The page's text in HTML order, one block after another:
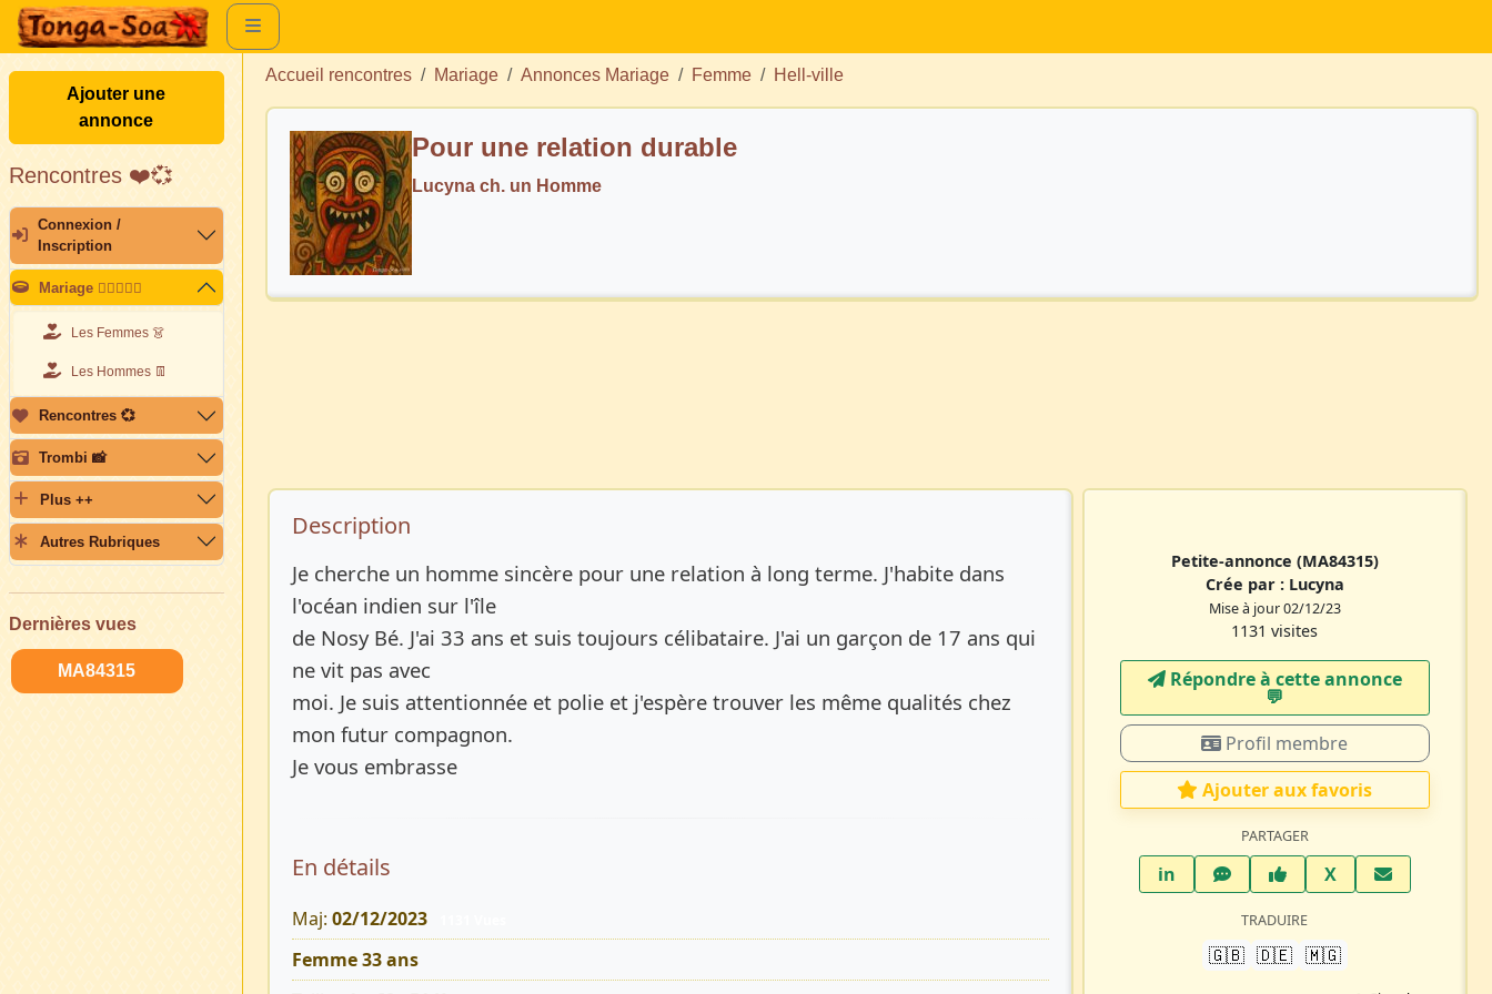
Ajouter une
annonce
Rencontres ❤️💞
Connexion /
Inscription
Mariage 👩🏽‍❤️‍👨🏽
Les Femmes 👗
Les Hommes 👖
Rencontres 💞
Trombi 📸
Plus ++
Autres Rubriques
Dernières vues
MA84315
Accueil rencontres Mariage Annonces Mariage Femme Hell-ville
Pour une relation durable
Lucyna ch. un Homme
Description de l’annonce
Description
Je cherche un homme sincère pour une relation à long terme. J'habite dans
l'océan indien sur l'île
de Nosy Bé. J'ai 33 ans et suis toujours célibataire. J'ai un garçon de 17 ans qui
ne vit pas avec
moi. Je suis attentionnée et polie et j'espère trouver les même qualités chez
mon futur compagnon.
Je vous embrasse
En détails
Maj: 02/12/2023
Femme 33 ans
Petite-annonce (MA84315)
Crée par : Lucyna
Mise à jour 02/12/23
1131 visites
Répondre à cette annonce
💬​
Profil membre
Ajouter aux favoris
PARTAGER
inLinkedInWhatsAppFacebook
XTwitter X
TRADUIRE
🇬🇧 🇩🇪 🇲🇬